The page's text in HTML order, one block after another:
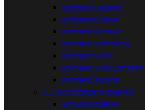
Kamera Huawei
Kamera iPhone
Kamera Lenovo
Kamera Samsung
Kamera Sony
Kamera SonyEricsson
Kamera Xiaomi
  SIM čítače a dvierka
SIM Blackberry